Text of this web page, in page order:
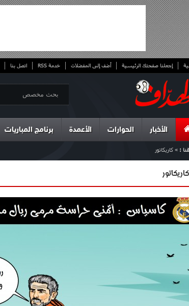
إجعلنا صفحتك الرئيسية أضف إلى المفضلات خدمة RSS اتصل بنا
الأخبار الحوارات الأعمدة برنامج المباريات
:
» كاريكاتور
كاريكاتور